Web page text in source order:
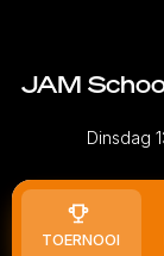
JAM
Dinsdag
TOERNOOI